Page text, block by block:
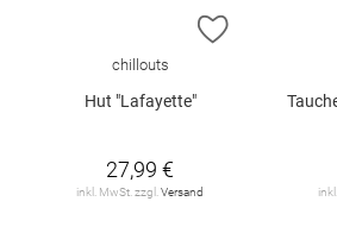
ZUR
chillouts
Hut "Lafayette"
27,99 €
inkl. MwSt. zzgl.Versand